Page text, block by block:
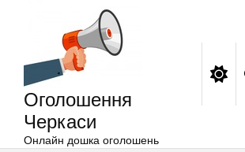
Оголошення
Черкаси
Онлайн дошка оголошень